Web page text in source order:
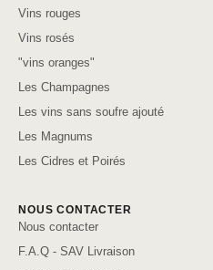
Vins rouges
Vins rosés
"vins oranges"
Les Champagnes
Les vins sans soufre ajouté
Les Magnums
Les Cidres et Poirés
NOUS CONTACTER
Nous contacter
F.A.Q - SAV Livraison